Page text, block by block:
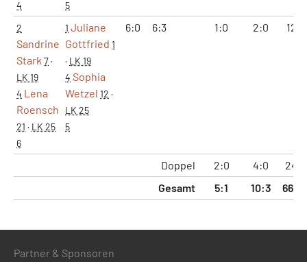
4
5
2
Sandrine
Stark 7·
LK 19
4 Lena
Roensch
21 · LK 25
6
1 Juliane
Gottfried 1
· LK 19
4 Sophia
Wetzel 12 ·
LK 25
5
6:0 6:3 1:0 2:0 12:3
Doppel 2:0 4:0
24:4
Gesamt
5:1 10:3
Partner & Sponsoren